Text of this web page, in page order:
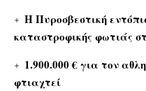
Η Πυροσβεστική
καταστροφικής φωτιάς
1.900.000 € για τον
φτιαχτεί